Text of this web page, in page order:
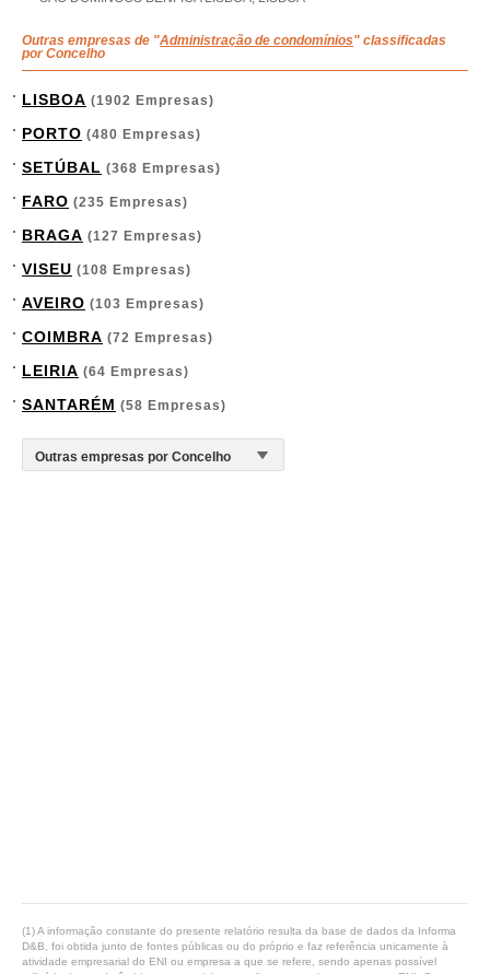
Outras empresas de "Administração de condomínios" classificadas
por Concelho
LISBOA (1902 Empresas)
PORTO (480 Empresas)
SETÚBAL (368 Empresas)
FARO (235 Empresas)
BRAGA (127 Empresas)
VISEU (108 Empresas)
AVEIRO (103 Empresas)
COIMBRA (72 Empresas)
LEIRIA (64 Empresas)
SANTARÉM (58 Empresas)
(1) A informação constante do presente relatório resulta da base de dados da Informa
D&B, foi obtida junto de fontes públicas ou do próprio e faz referência unicamente à
atividade empresarial do ENI ou empresa a que se refere, sendo apenas possível